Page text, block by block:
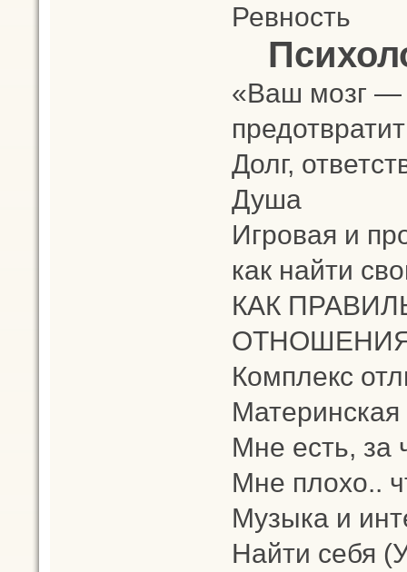
Ревность
«Ваш мозг —
Долг,
Душа
Игровая и
как найти
КАК
Комплекс
Мне есть, за
Мне плохо..
Музыка и
Найти себя